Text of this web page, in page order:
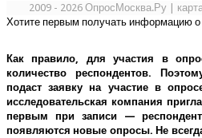
2009 - 2026 ОпросМосква.Ру|
Хотите первым получать информацию о
Как правило, для участия в
количество респондентов.
подаст заявку на участие в
исследовательская компания
первым при записи —
появляются новые опросы. Не